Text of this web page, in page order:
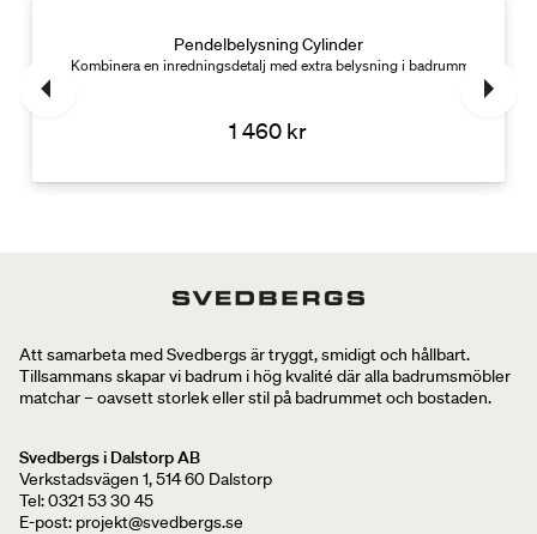
Pendelbelysning Cylinder
Kombinera en inredningsdetalj med extra belysning i badrummet.
1 460 kr
Att samarbeta med Svedbergs är tryggt, smidigt och hållbart.
Tillsammans skapar vi badrum i hög kvalité där alla badrumsmöbler
matchar – oavsett storlek eller stil på badrummet och bostaden.
Svedbergs i Dalstorp AB
Verkstadsvägen 1, 514 60 Dalstorp
Tel: 0321 53 30 45
E-post: projekt@svedbergs.se